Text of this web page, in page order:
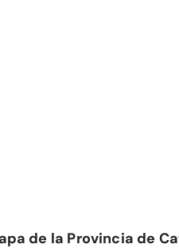
de la Provincia de